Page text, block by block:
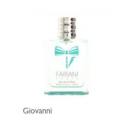
Giovanni